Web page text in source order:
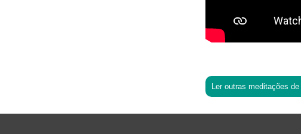
Ler outras meditações de